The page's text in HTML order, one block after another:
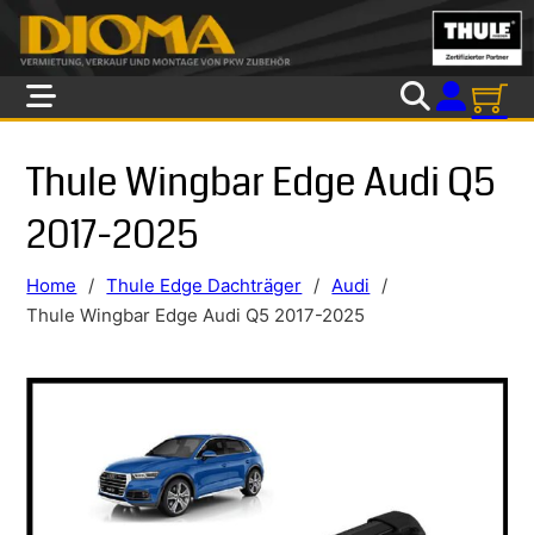
Skip to main content
Skip to footer
Thule Wingbar Edge Audi Q5
2017-2025
Home / Thule Edge Dachträger / Audi
/
Thule Wingbar Edge Audi Q5 2017-2025